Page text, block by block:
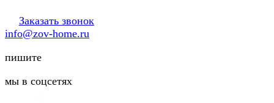
Заказать звонок
info@zov-home.ru
пишите
мы в соцсетях